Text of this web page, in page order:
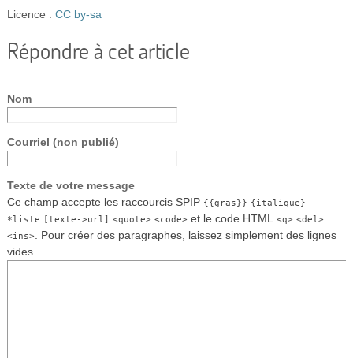
Licence : CC by-sa
Répondre à cet article
Nom
Courriel (non publié)
Texte de votre message
Ce champ accepte les raccourcis SPIP {{gras}} {italique} -
*liste [texte->url] <quote> <code>et le code HTML <q> <del>
<ins>. Pour créer des paragraphes, laissez simplement des lignes
vides.